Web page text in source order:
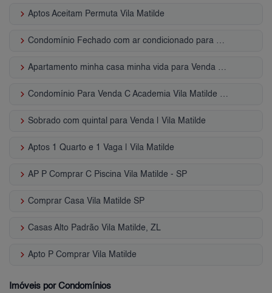
keyboard_arrow_right Aptos Aceitam Permuta Vila Matilde
keyboard_arrow_right Condomínio Fechado com ar condicionado para Venda | Vila Matilde
keyboard_arrow_right Apartamento minha casa minha vida para Venda | Vila Matilde
keyboard_arrow_right Condomínio Para Venda C Academia Vila Matilde - SP
keyboard_arrow_right Sobrado com quintal para Venda | Vila Matilde
keyboard_arrow_right Aptos 1 Quarto e 1 Vaga | Vila Matilde
keyboard_arrow_right AP P Comprar C Piscina Vila Matilde - SP
keyboard_arrow_right Comprar Casa Vila Matilde SP
keyboard_arrow_right Casas Alto Padrão Vila Matilde, ZL
keyboard_arrow_right Apto P Comprar Vila Matilde
Imóveis por Condomínios